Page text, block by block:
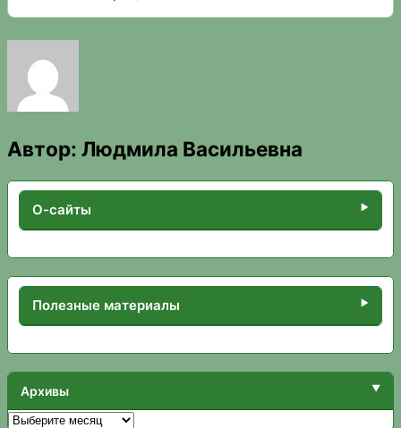
Автор: Людмила Васильевна
О-сайты
Полезные материалы
Архивы
Архивы